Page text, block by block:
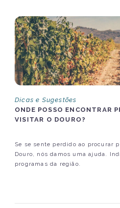
Dicas e Sugestões
ONDE POSSO ENCONTRAR
VISITAR O DOURO?
Se se sente perdido ao procurar
Douro, nós damos uma ajuda.
programas da região.